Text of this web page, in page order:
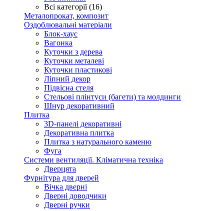
Всі категорії (16)
Металопрокат, композит
Оздоблювальні матеріали
Блок-хаус
Вагонка
Куточки з дерева
Куточки металеві
Куточки пластикові
Ліпний декор
Підвісна стеля
Стельові плінтуси (багети) та молдинги
Шнур декоративний
Плитка
3D-панелі декоративні
Декоративна плитка
Плитка з натурального каменю
Фуга
Системи вентиляції. Кліматична техніка
Дверцята
Фурнітура для дверей
Вічка дверні
Дверні доводчики
Дверні ручки